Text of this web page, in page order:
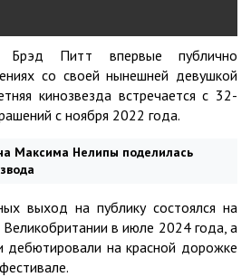
Брэд Питт впервые публично
со своей нынешней девушкой
кинозвезда встречается с 32-
с ноября 2022 года.
Максима Нелипы поделилась
выход на публику состоялся на
в июле 2024 года, а
дебютировали на красной дорожке